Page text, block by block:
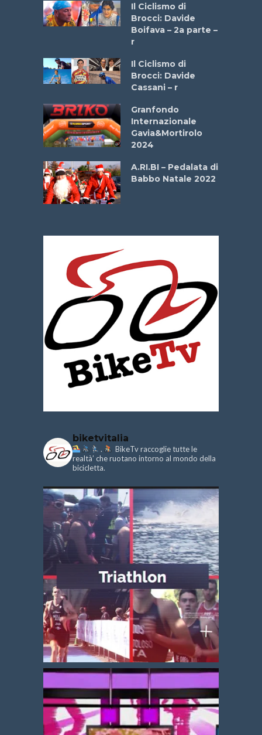
Il Ciclismo di
Brocci: Davide
Boifava – 2a parte –
r
Il Ciclismo di
Brocci: Davide
Cassani – r
Granfondo
Internazionale
Gavia&Mortirolo
2024
A.RI.BI – Pedalata di
Babbo Natale 2022
biketvitalia
.
BikeTv raccoglie tutte le
realtà’ che ruotano intorno al mondo della
bicicletta.